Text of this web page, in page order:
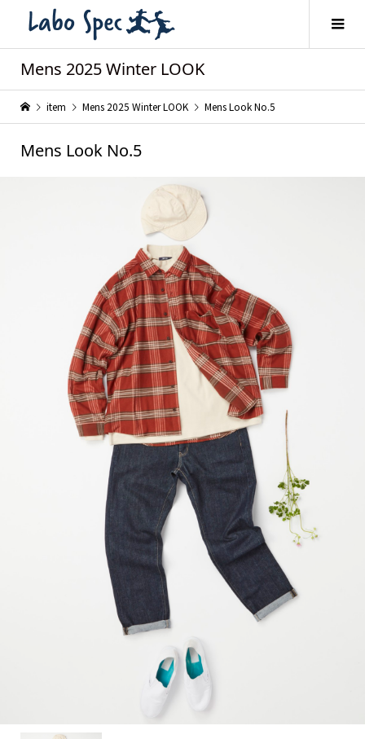
Mens 2025 Winter LOOK
item Mens 2025 Winter LOOK Mens Look No.5
Mens Look No.5